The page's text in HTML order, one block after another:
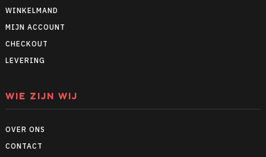
WINKELMAND
MIJN ACCOUNT
CHECKOUT
LEVERING
WIE ZIJN WIJ
OVER ONS
CONTACT